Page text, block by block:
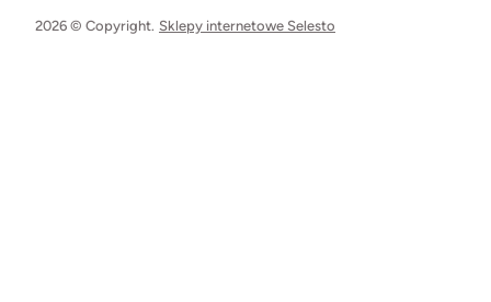
2026 © Copyright. Sklepy internetowe Selesto